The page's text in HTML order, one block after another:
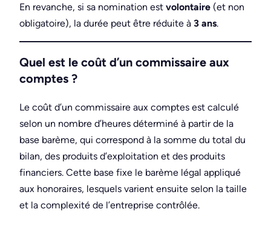
En revanche, si sa nomination est volontaire (et non
obligatoire), la durée peut être réduite à 3 ans.
Quel est le coût d’un commissaire aux
comptes ?
Le coût d’un commissaire aux comptes est calculé
selon un nombre d’heures déterminé à partir de la
base barème, qui correspond à la somme du total du
bilan, des produits d’exploitation et des produits
financiers. Cette base fixe le barème légal appliqué
aux honoraires, lesquels varient ensuite selon la taille
et la complexité de l’entreprise contrôlée.